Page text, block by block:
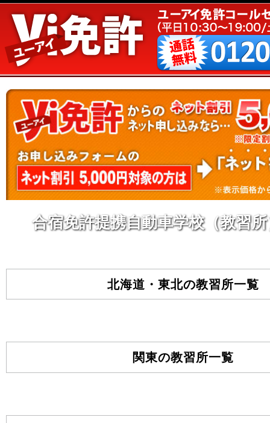
合宿免許提携自動車学校（教習
北海道・東北の教習所⼀覧
関東の教習所⼀覧